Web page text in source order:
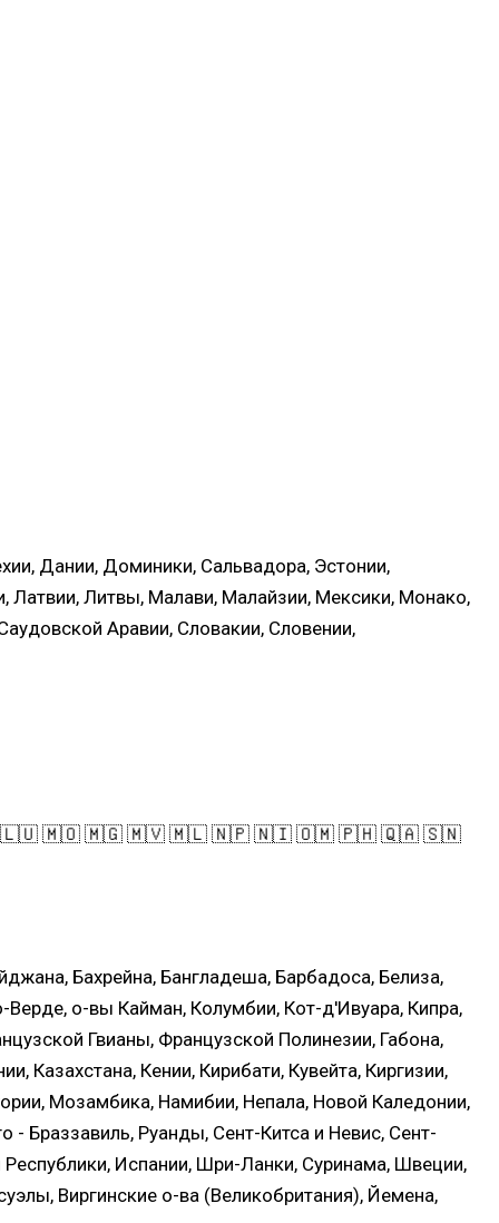
Дании, Доминики, Сальвадора, Эстонии,
Латвии, Литвы, Малави, Малайзии, Мексики, Монако,
Аравии, Словакии, Словении,
🇲🇴 🇲🇬 🇲🇻 🇲🇱 🇳🇵 🇳🇮 🇴🇲 🇵🇭 🇶🇦 🇸🇳
Бахрейна, Бангладеша, Барбадоса, Белиза,
Верде, о-вы Кайман, Колумбии, Кот-д'Ивуара, Кипра,
Гвианы, Французской Полинезии, Габона,
Казахстана, Кении, Кирибати, Кувейта, Киргизии,
Мозамбика, Намибии, Непала, Новой Каледонии,
Браззавиль, Руанды, Сент-Китса и Невис, Сент-
Испании, Шри-Ланки, Суринама, Швеции,
Виргинские о-ва (Великобритания), Йемена,